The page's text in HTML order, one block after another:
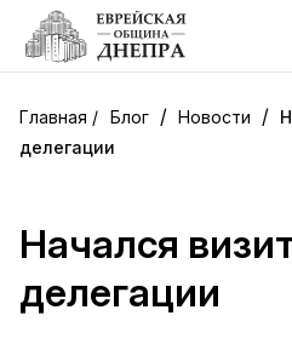
Блог / Новости /
делегации
Начался
делегации